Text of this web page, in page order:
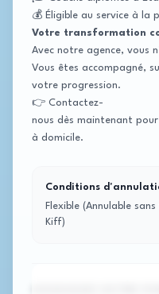
💰 Éligible au service à la
Votre transformation
Avec notre agence, vous
Vous êtes accompagné,
votre progression.
👉 Contactez-
nous dès maintenant
à domicile.
Conditions
Flexible (Annulable
Kiff)